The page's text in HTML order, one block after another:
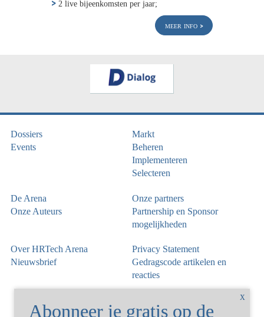
2 live bijeenkomsten per jaar;
meer info
Dossiers
Events
Markt
Beheren
Implementeren
Selecteren
De Arena
Onze Auteurs
Onze partners
Partnership en Sponsor
mogelijkheden
Over HRTech Arena
Nieuwsbrief
Privacy Statement
Gedragscode artikelen en
reacties